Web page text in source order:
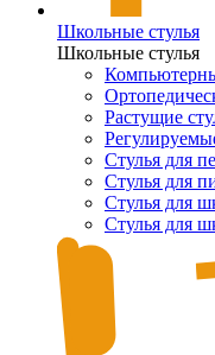
Школьные стулья
Школьные стулья
Растущие
Стулья для
Стулья для
Стулья для
Стулья для